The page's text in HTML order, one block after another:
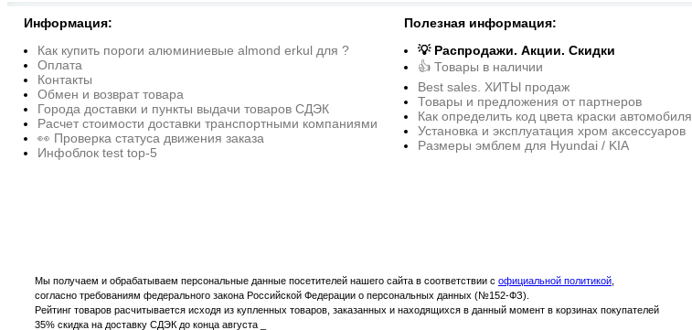
Информация:
Как купить пороги алюминиевые almond erkul для ?
Оплата
Контакты
Обмен и возврат товара
Города доставки и пункты выдачи товаров СДЭК
Расчет стоимости доставки транспортными компаниями
👀 Проверка статуса движения заказа
Инфоблок test top-5
Полезная информация:
💡 Распродажи. Акции. Скидки
👍 Товары в наличии
Best sales. ХИТЫ продаж
Товары и предложения от партнеров
Как определить код цвета краски автомобиля
Установка и эксплуатация хром аксессуаров
Размеры эмблем для Hyundai / KIA
Мы получаем и обрабатываем персональные данные посетителей нашего сайта в соответствии с официальной политикой
согласно требованиям федерального закона Российской Федерации о персональных данных (№152-ФЗ).
Рейтинг товаров расчитывается исходя из купленных товаров, заказанных и находящихся в данный момент в корзинах покупателей
35% скидка на доставку СДЭК до конца августа _